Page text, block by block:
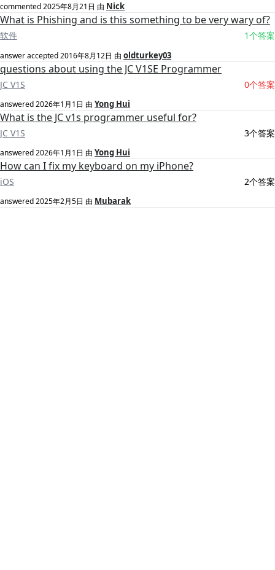
commented2025年8月21日 由 Nick
What is Phishing and is this something to be very wary of?
软件 1个答案
answer accepted2016年8月12日 由 oldturkey03
questions about using the JC V1SE Programmer
JC V1S 0个答案
answered2026年1月1日 由 Yong Hui
What is the JC v1s programmer useful for?
JC V1S 3个答案
answered2026年1月1日 由 Yong Hui
How can I fix my keyboard on my iPhone?
iOS 2个答案
answered2025年2月5日 由 Mubarak